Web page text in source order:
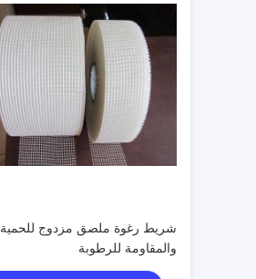
شريط رغوة ملصق مزدوج للحمية
والمقاومة للرطوبة